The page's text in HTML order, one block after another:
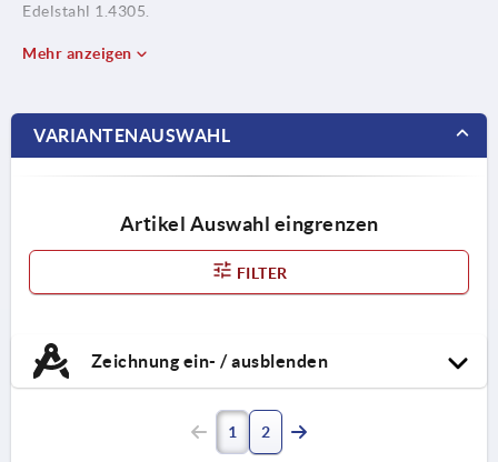
Edelstahl 1.4305.
Mehr anzeigen
VARIANTENAUSWAHL
Artikel Auswahl eingrenzen
FILTER
Zeichnung ein- / ausblenden
1 2